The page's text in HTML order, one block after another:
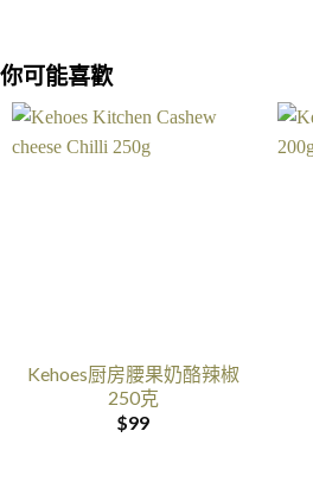
你可能喜歡
Kehoes厨房腰果奶酪辣椒
250克
$99